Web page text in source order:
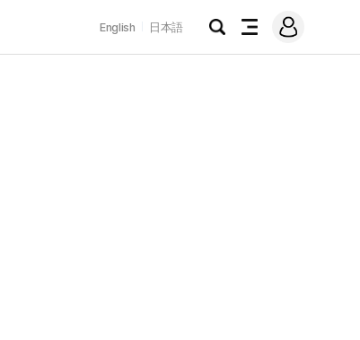
English 日本語
검
전
메
그